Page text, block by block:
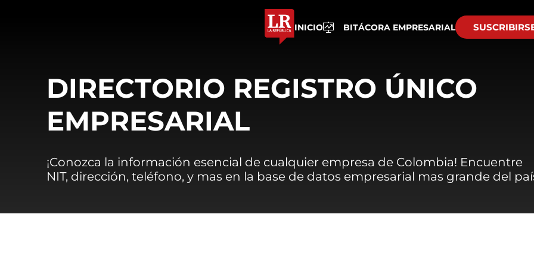
INICIO BITÁCORA EMPRESARIAL
DIRECTORIO REGISTRO ÚNICO
EMPRESARIAL
¡Conozca la información esencial de cualquier empresa de Colombia! Encuentre
NIT, dirección, teléfono, y mas en la base de datos empresarial mas grande del